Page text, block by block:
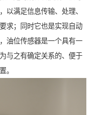
以满足信息传输、处理、
求；同时它也是实现自动
油位传感器是一个具有一
与之有确定关系的、便于
。